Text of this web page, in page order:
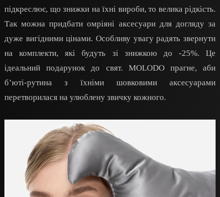
підкреслює, що знижки на їхні вироби, то велика рідкість.
Так можна придбати омріяні аксесуари для догляду за
дуже вигідними цінами. Особливу увагу радять звернути
на комплекти, які будуть зі знижкою до -25%. Це
ідеальний подарунок до свят. MOLODO прагне, аби
бʼюті-рутина з їхніми шовковими аксесуарами
перетворилася на улюблену звичку кожного.